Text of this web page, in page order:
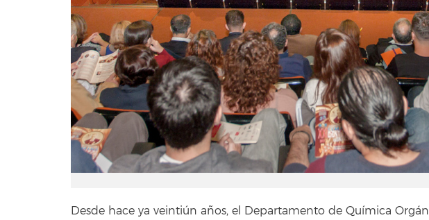
Desde hace ya veintiún años, el Departamento de Química